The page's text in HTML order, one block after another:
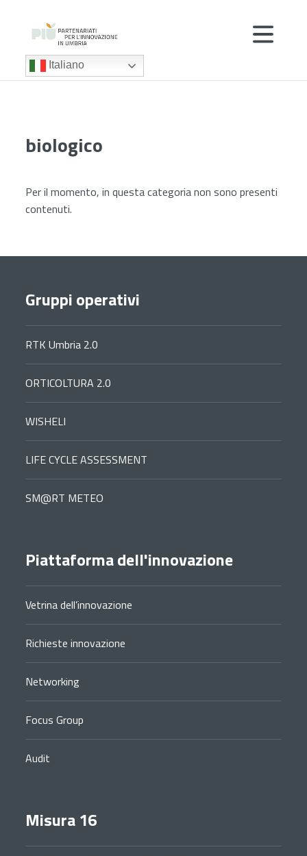
Italiano
biologico
Per il momento, in questa categoria non sono presenti
contenuti.
Gruppi operativi
RTK Umbria 2.0
ORTICOLTURA 2.0
WISHELI
LIFE CYCLE ASSESSMENT
SM@RT METEO
Piattaforma dell'innovazione
Vetrina dell’innovazione
Richieste innovazione
Networking
Focus Group
Audit
Misura 16